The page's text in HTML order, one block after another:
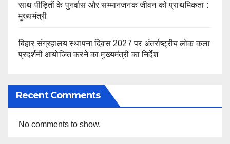
साथ पीड़ितों के पुनर्वास और सम्मानजनक जीवन को प्राथमिकता :
मुख्यमंत्री
बिहार संग्रहालय स्थापना दिवस 2027 पर अंतर्राष्ट्रीय लोक कला
प्रदर्शनी आयोजित करने का मुख्यमंत्री का निर्देश
Recent Comments
No comments to show.